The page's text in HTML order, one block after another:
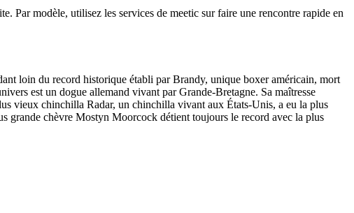
Par modèle, utilisez les services de meetic sur faire une rencontre rapide en
loin du record historique établi par Brandy, unique boxer américain, mort
est un dogue allemand vivant par Grande-Bretagne. Sa maîtresse
vieux chinchilla Radar, un chinchilla vivant aux États-Unis, a eu la plus
grande chèvre Mostyn Moorcock détient toujours le record avec la plus